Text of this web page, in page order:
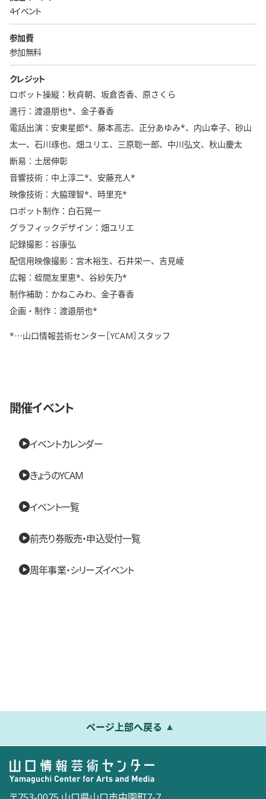
4イベント
参加費
参加無料
クレジット
ロボット操縦：秋貞朝、坂倉杏香、原さくら
進行：渡邉朋也*、金子春香
電話出演：安東星郎*、藤本高志、正分あゆみ*、内山幸子、砂山
太一、石川琢也、畑ユリエ、三原聡一郎、中川弘文、秋山慶太
断易：土居伸彰
音響技術：中上淳二*、安藤充人*
映像技術：大脇理智*、時里充*
ロボット制作：白石晃一
グラフィックデザイン：畑ユリエ
記録撮影：谷康弘
配信用映像撮影：宮木裕生、石井栄一、吉見崚
広報：蛭間友里恵*、谷紗矢乃*
制作補助：かねこみわ、金子春香
企画・制作：渡邉朋也*
*…山口情報芸術センター［YCAM］スタッフ
開催イベント
イベントカレンダー
きょうのYCAM
イベント一覧
前売り券販売・申込受付一覧
周年事業・シリーズイベント
ページ上部へ戻る